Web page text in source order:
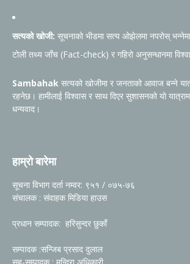
सत्यको खोजी: सूचनाको भीडमा सत्य ओझेलमा नपरोस्
टोली तथ्य जाँच (Fact-check) र गहिरो अनुसन्धानमा
Sambahak सत्यको खोजीमा र जनताको आवाज बन्ने
रहनेछ। हामीलाई विश्वास र साथ दिएर सुशासनको यो
धन्यवाद।
हाम्रो बारेमा
सूचना विभाग दर्ता नम्वर: ९५१ / ०७५-७६
संचालक : संवाहक मिडिया हाउस
प्रधान सम्पादक: हरिसुन्दर छुकाँ
सम्पादक :सन्जिब प्रसाद दुलाल